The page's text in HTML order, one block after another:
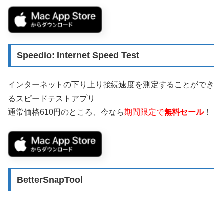
Speedio: Internet Speed Test
インターネットの下り上り接続速度を測定することができ
るスピードテストアプリ
通常価格610円のところ、今なら期間限定で無料セール！
BetterSnapTool